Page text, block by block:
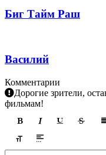
Биг Тайм Раш
Василий
Комментарии
Дорогие зрители,
фильмам!